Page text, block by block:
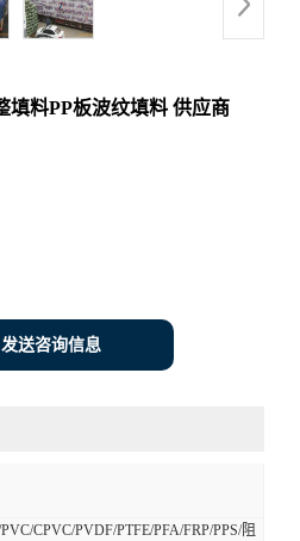
填料PP板波纹填料 供应商
发送咨询信息
CPVC/PVDF/PTFE/PFA/FRP/PPS/阻